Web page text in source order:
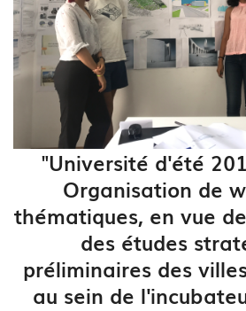
"Université d'été
Organisation de
thématiques, en vue
des études
préliminaires des
au sein de